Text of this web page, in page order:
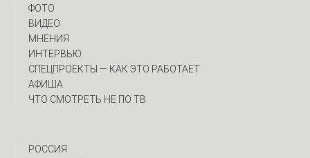
ФОТО
ВИДЕО
МНЕНИЯ
ИНТЕРВЬЮ
CПЕЦПРОЕКТЫ — КАК ЭТО РАБОТАЕТ
АФИША
ЧТО СМОТРЕТЬ НЕ ПО ТВ
РОССИЯ